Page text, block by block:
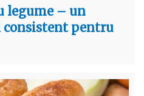
legume – un
consistent pentru